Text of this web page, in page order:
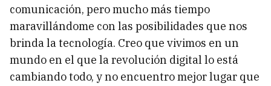
comunicación, pero mucho más tiempo
maravillándome con las posibilidades que nos
brinda la tecnología. Creo que vivimos en un
mundo en el que la revolución digital lo está
cambiando todo, y no encuentro mejor lugar que